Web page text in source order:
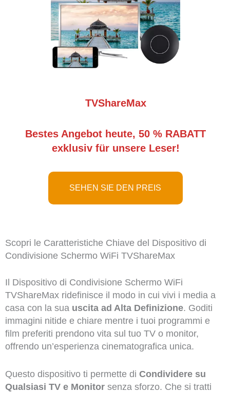
TVShareMax
Bestes Angebot heute, 50 % RABATT
exklusiv für unsere Leser!
SEHEN SIE DEN PREIS
Scopri le Caratteristiche Chiave del Dispositivo di
Condivisione Schermo WiFi TVShareMax
Il Dispositivo di Condivisione Schermo WiFi
TVShareMax ridefinisce il modo in cui vivi i media a
casa con la sua uscita ad Alta Definizione. Goditi
immagini nitide e chiare mentre i tuoi programmi e
film preferiti prendono vita sul tuo TV o monitor,
offrendo un’esperienza cinematografica unica.
Questo dispositivo ti permette di Condividere su
Qualsiasi TV e Monitorsenza sforzo. Che si tratti